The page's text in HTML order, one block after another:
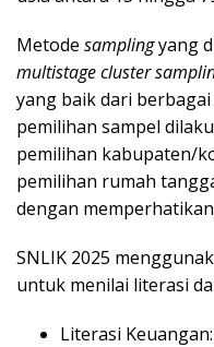
Metode samplingyang
multistage cluster
yang baik dari
pemilihan sampel
pemilihan kabupaten/
pemilihan rumah
dengan
SNLIK 2025
untuk menilai literasi
Literasi